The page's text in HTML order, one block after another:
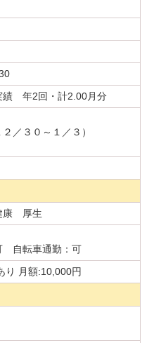
年2回・計2.00月分
／３０～１／３）
康 厚生
自転車通勤：可
り 月額:10,000円